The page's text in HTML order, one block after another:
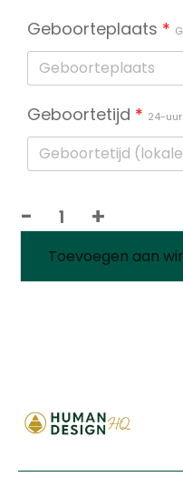
Geboorteplaats *
Geboortetijd * 24-
-
⭐️
Online
Human
+
Toevoegen aan